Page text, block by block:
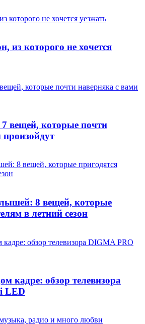
из которого не хочется
вещей, которые почти
произойдут
8 вещей, которые
в летний сезон
кадре: обзор телевизора
LED